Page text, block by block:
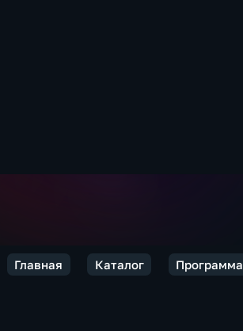
Главная Каталог Программа